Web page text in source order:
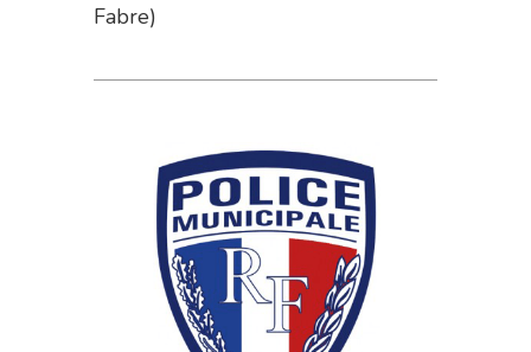
Fabre)